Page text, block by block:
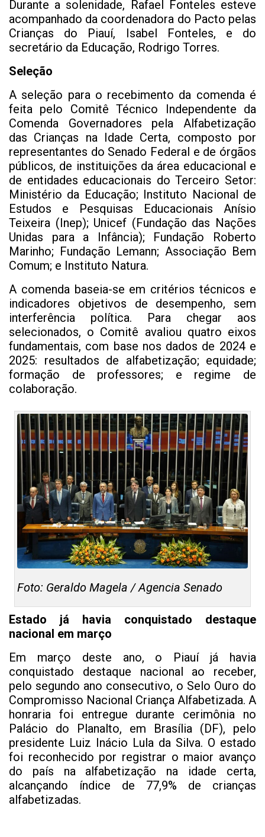
Durante a solenidade, Rafael Fonteles esteve
acompanhado da coordenadora do Pacto pelas
Crianças do Piauí, Isabel Fonteles, e do
secretário da Educação, Rodrigo Torres.
Seleção
A seleção para o recebimento da comenda é
feita pelo Comitê Técnico Independente da
Comenda Governadores pela Alfabetização
das Crianças na Idade Certa, composto por
representantes do Senado Federal e de órgãos
públicos, de instituições da área educacional e
de entidades educacionais do Terceiro Setor:
Ministério da Educação; Instituto Nacional de
Estudos e Pesquisas Educacionais Anísio
Teixeira (Inep); Unicef (Fundação das Nações
Unidas para a Infância); Fundação Roberto
Marinho; Fundação Lemann; Associação Bem
Comum; e Instituto Natura.
A comenda baseia-se em critérios técnicos e
indicadores objetivos de desempenho, sem
interferência política. Para chegar aos
selecionados, o Comitê avaliou quatro eixos
fundamentais, com base nos dados de 2024 e
2025: resultados de alfabetização; equidade;
formação de professores; e regime de
colaboração.
Foto: Geraldo Magela / Agencia Senado
Estado já havia conquistado destaque
nacional em março
Em março deste ano, o Piauí já havia
conquistado destaque nacional ao receber,
pelo segundo ano consecutivo, o Selo Ouro do
Compromisso Nacional Criança Alfabetizada. A
honraria foi entregue durante cerimônia no
Palácio do Planalto, em Brasília (DF), pelo
presidente Luiz Inácio Lula da Silva. O estado
foi reconhecido por registrar o maior avanço
do país na alfabetização na idade certa,
alcançando índice de 77,9% de crianças
alfabetizadas.